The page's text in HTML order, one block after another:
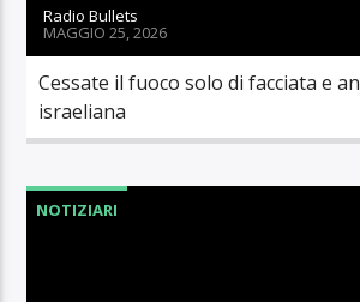
Radio Bullets
MAGGIO 25, 2026
Cessate il fuoco solo di facciata e
israeliana
NOTIZIARI